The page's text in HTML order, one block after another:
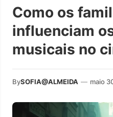
Como os
influenciam
musicais no
BySOFIA@ALMEIDA — maio